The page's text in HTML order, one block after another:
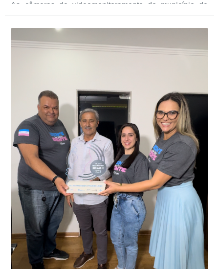
As câmeras de videomonitoramento do município de
Presidente Kennedy identificaram neste fim de semana,
01 de junho, uma motocicleta com indícios de
adulteração, imediatamente, a central de
videomonitoramento acionou a Guarda Civil Municipal,
Durante a abordagem a adulteração foi comprovada,
através da conferência do Chassi, a motocicleta, bem
conta do sistema de videomonitoramento instalado
recentemente em todo o município de Presidente
Kennedy, o sistema é integrado com outros municípios
do país, sendo possível a identificação de veículos por
meio do cruzamento de informações, nesse caso
específico, com dados de uma cidade do Estado do Rio
de Janeiro.
“Mais de 100 câmeras foram instaladas na sede e no
interior de Presidente Kennedy, garantindo mais
segurança à população, seja nas ruas, no comércio, os
produtores agropecuários. Estamos no rumo certo,
parabéns a todos os servidores que contribuem para a
segurança da nossa cidade”, destaca o prefeito Dorlei
Fontão.